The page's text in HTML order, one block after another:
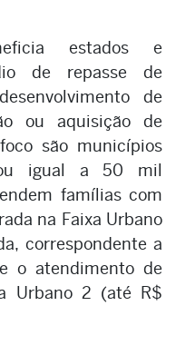
estados e
de repasse de
de
ou aquisição de
são municípios
igual a 50 mil
famílias com
na Faixa Urbano
correspondente a
o atendimento de
Urbano 2 (até R$